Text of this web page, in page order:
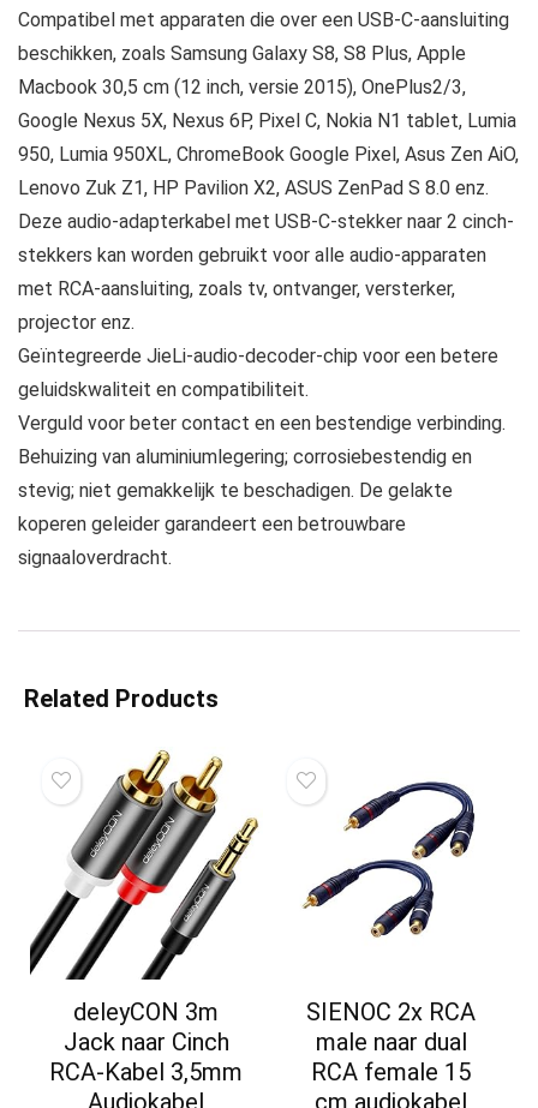
Compatibel met apparaten die over een USB-C-aansluiting
beschikken, zoals Samsung Galaxy S8, S8 Plus, Apple
Macbook 30,5 cm (12 inch, versie 2015), OnePlus2/3,
Google Nexus 5X, Nexus 6P, Pixel C, Nokia N1 tablet, Lumia
950, Lumia 950XL, ChromeBook Google Pixel, Asus Zen AiO,
Lenovo Zuk Z1, HP Pavilion X2, ASUS ZenPad S 8.0 enz.
Deze audio-adapterkabel met USB-C-stekker naar 2 cinch-
stekkers kan worden gebruikt voor alle audio-apparaten
met RCA-aansluiting, zoals tv, ontvanger, versterker,
projector enz.
Geïntegreerde JieLi-audio-decoder-chip voor een betere
geluidskwaliteit en compatibiliteit.
Verguld voor beter contact en een bestendige verbinding.
Behuizing van aluminiumlegering; corrosiebestendig en
stevig; niet gemakkelijk te beschadigen. De gelakte
koperen geleider garandeert een betrouwbare
signaaloverdracht.
Related Products
deleyCON 3m
Jack naar Cinch
RCA-Kabel 3,5mm
Audiokabel
SIENOC 2x RCA
male naar dual
RCA female 15
cm audiokabel